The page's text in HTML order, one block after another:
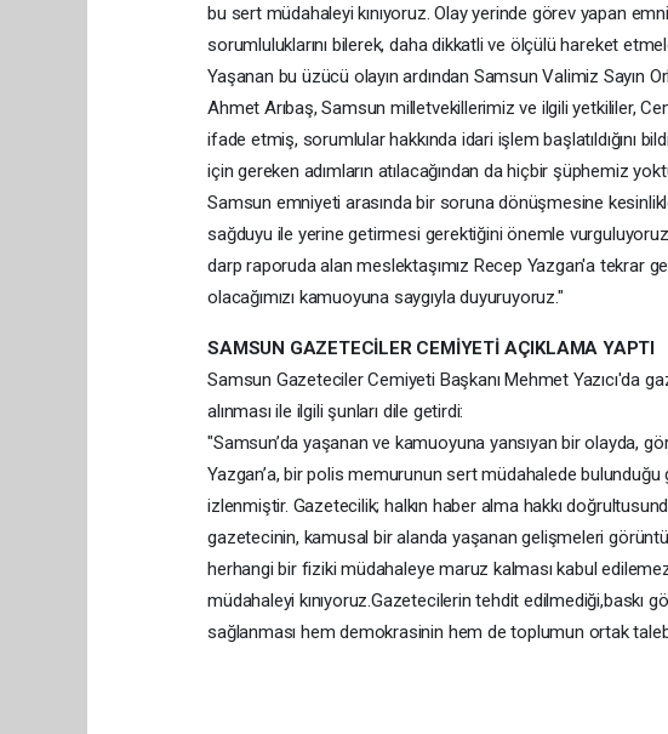
bu sert müdahaleyi kınıyoruz. Olay yerinde görev yapan
sorumluluklarını bilerek, daha dikkatli ve ölçülü hareket
Yaşanan bu üzücü olayın ardından Samsun Valimiz Sayın
Ahmet Arıbaş, Samsun milletvekillerimiz ve ilgili yetkililer,
ifade etmiş, sorumlular hakkında idari işlem başlatıldığını
için gereken adımların atılacağından da hiçbir şüphemiz
Samsun emniyeti arasında bir soruna dönüşmesine
sağduyu ile yerine getirmesi gerektiğini önemle
darp raporuda alan meslektaşımız Recep Yazgan'a tekrar
olacağımızı kamuoyuna saygıyla duyuruyoruz."
SAMSUN GAZETECİLER CEMİYETİ AÇIKLAMA YAPTI
Samsun Gazeteciler Cemiyeti Başkanı Mehmet Yazıcı'da
alınması ile ilgili şunları dile getirdi:
"Samsun’da yaşanan ve kamuoyuna yansıyan bir olayda,
Yazgan’a, bir polis memurunun sert müdahalede
izlenmiştir. Gazetecilik; halkın haber alma hakkı
gazetecinin, kamusal bir alanda yaşanan gelişmeleri
herhangi bir fiziki müdahaleye maruz kalması kabul
müdahaleyi kınıyoruz.Gazetecilerin tehdit edilmediği,baskı
sağlanması hem demokrasinin hem de toplumun ortak